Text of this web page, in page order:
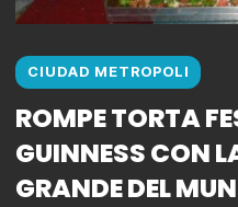
CIUDAD METROPOLI
ROMPE TORTA
GUINNESS CON
GRANDE DEL